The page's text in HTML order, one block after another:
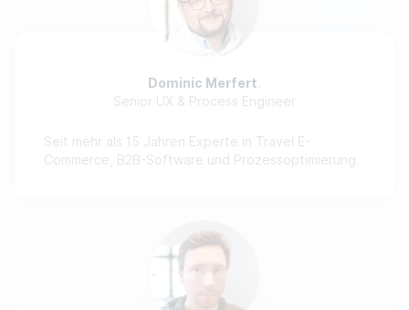
Dominic Merfert
Senior UX & Process Engineer
Seit mehr als 15 Jahren Experte in Travel E-
Commerce, B2B-Software und Prozessoptimierung.